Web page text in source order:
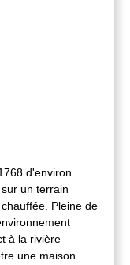
d'environ
un terrain
Pleine de
à la rivière
une maison